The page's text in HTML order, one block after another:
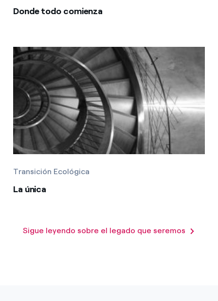
Donde todo comienza
Transición Ecológica
La única
Sigue leyendo sobre el legado que seremos